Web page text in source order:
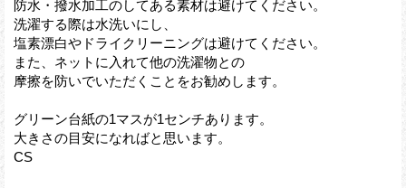
防水・撥水加工のしてある素材は避けてください。
洗濯する際は水洗いにし、
塩素漂白やドライクリーニングは避けてください。
また、ネットに入れて他の洗濯物との
摩擦を防いでいただくことをお勧めします。
グリーン台紙の1マスが1センチあります。
大きさの目安になればと思います。
CS